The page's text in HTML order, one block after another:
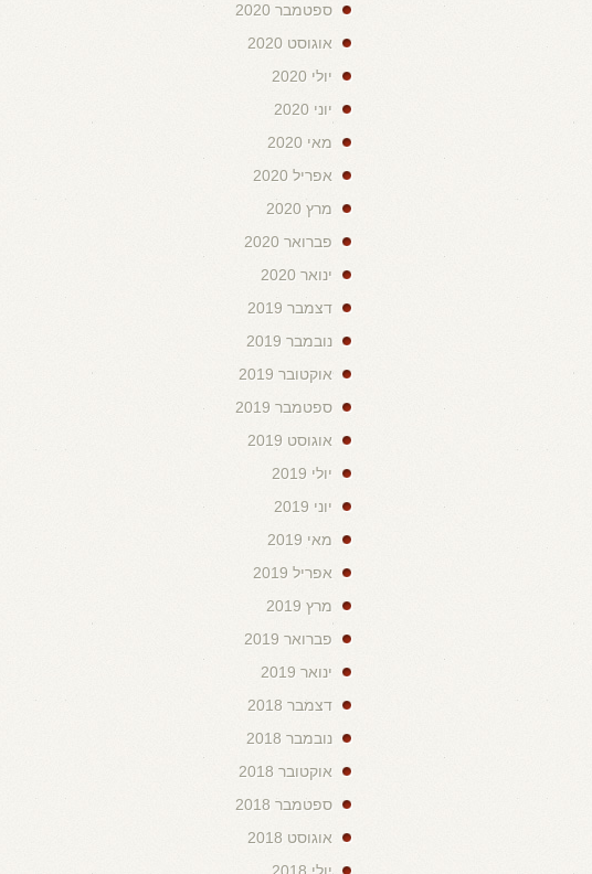
ספטמבר 2020
אוגוסט 2020
יולי 2020
יוני 2020
מאי 2020
אפריל 2020
מרץ 2020
פברואר 2020
ינואר 2020
דצמבר 2019
נובמבר 2019
אוקטובר 2019
ספטמבר 2019
אוגוסט 2019
יולי 2019
יוני 2019
מאי 2019
אפריל 2019
מרץ 2019
פברואר 2019
ינואר 2019
דצמבר 2018
נובמבר 2018
אוקטובר 2018
ספטמבר 2018
אוגוסט 2018